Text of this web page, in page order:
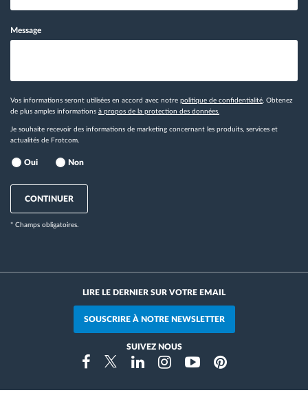
Message
Vos informations seront utilisées en accord avec notre politique de confidentialité . Obtenez
de plus amples informations à propos de la protection des données.
Je souhaite recevoir des informations de marketing concernant les produits, services et
actualités de Frotcom.
Oui Non
CONTINUER
* Champs obligatoires.
LIRE LE DERNIER SUR VOTRE EMAIL
SOUSCRIRE À NOTRE NEWSLETTER
SUIVEZ NOUS
FacebookTwitterLinkedinInstragramYoutubePinterest